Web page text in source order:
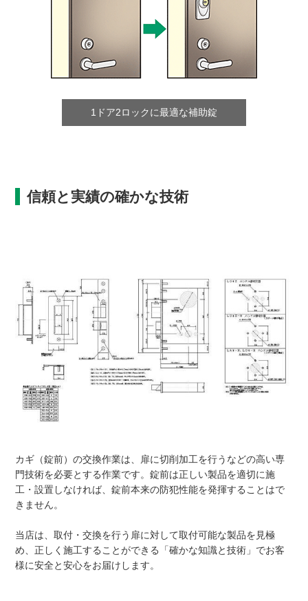
1ドア2ロックに最適な補助錠
信頼と実績の確かな技術
カギ（錠前）の交換作業は、扉に切削加工を行うなどの高い専
門技術を必要とする作業です。錠前は正しい製品を適切に施
工・設置しなければ、錠前本来の防犯性能を発揮することはで
きません。
当店は、取付・交換を行う扉に対して取付可能な製品を見極
め、正しく施工することができる「確かな知識と技術」でお客
様に安全と安心をお届けします。